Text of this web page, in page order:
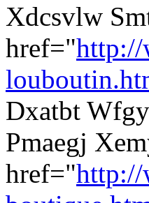
Xdcsvlw
href="http://
Dxatbt
Pmaegj
href="http://